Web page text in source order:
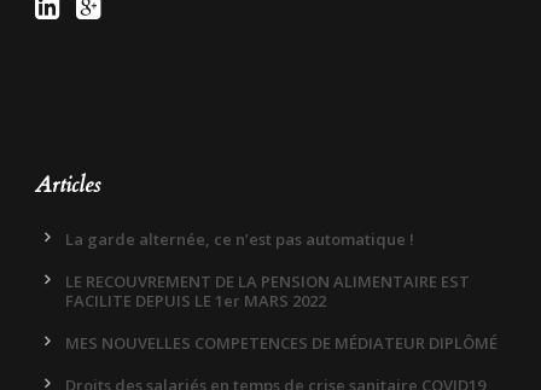
Articles
La garde alternée, ce n’est pas automatique !
LE RECOUVREMENT DE LA PENSION ALIMENTAIRE EST
FACILITE DEPUIS LE 1er MARS 2022
MES NOUVELLES COMPETENCES DE MÉDIATEUR DIPLÔMÉ